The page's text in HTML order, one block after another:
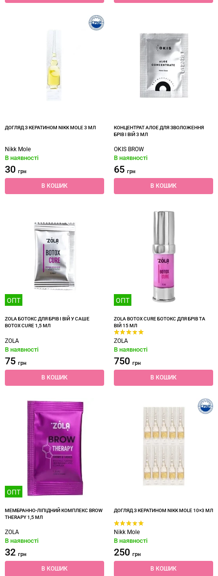
ДОГЛЯД З КЕРАТИНОМ NIKK MOLE 3 МЛ
Nikk Mole
В наявності
30 грн
В КОШИК
КОНЦЕНТРАТ АЛОЕ ДЛЯ ЗВОЛОЖЕННЯ
БРІВ І ВІЙ 3 МЛ
OKIS BROW
В наявності
65 грн
В КОШИК
ОПТ
ZOLA БОТОКС ДЛЯ БРІВ І ВІЙ У САШЕ
BOTOX CURE 1,5 МЛ
ZOLA
В наявності
75 грн
В КОШИК
ОПТ
ZOLA BOTOX CURE БОТОКС ДЛЯ БРІВ ТА
ВІЙ 15 МЛ
ZOLA
В наявності
750 грн
В КОШИК
ОПТ
МЕМБРАННО-ЛІПІДНИЙ КОМПЛЕКС BROW
THERAPY 1,5 МЛ
ZOLA
В наявності
32 грн
В КОШИК
ДОГЛЯД З КЕРАТИНОМ NIKK MOLE 10×3 МЛ
Nikk Mole
В наявності
250 грн
В КОШИК